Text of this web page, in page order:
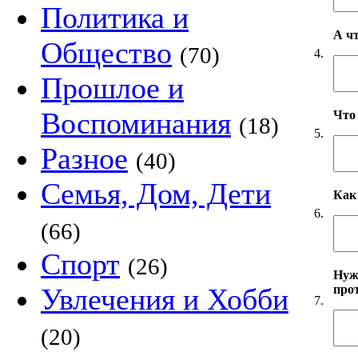
Политика и
Общество (70)
Прошлое и
Воспоминания (18)
Разное (40)
Семья, Дом, Дети
(66)
Спорт (26)
Увлечения и Хобби
(20)
4.
А
5.
Что
6.
Как
7.